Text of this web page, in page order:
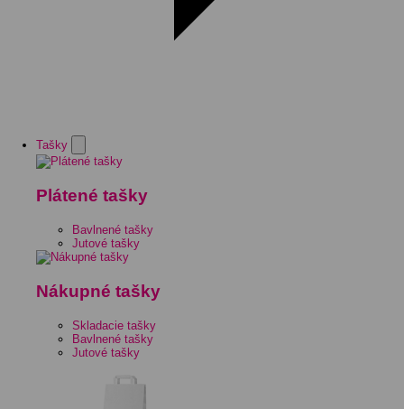
Tašky
Plátené tašky
Bavlnené tašky
Jutové tašky
Nákupné tašky
Skladacie tašky
Bavlnené tašky
Jutové tašky